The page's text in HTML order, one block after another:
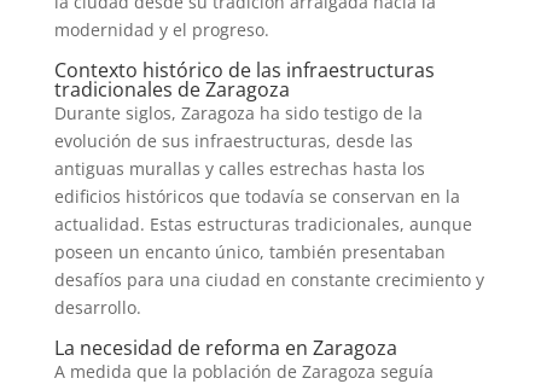
modernidad y el progreso.
Contexto histórico de las infraestructuras
tradicionales de Zaragoza
Durante siglos, Zaragoza ha sido testigo de la
evolución de sus infraestructuras, desde las
antiguas murallas y calles estrechas hasta los
edificios históricos que todavía se conservan en la
actualidad. Estas estructuras tradicionales, aunque
poseen un encanto único, también presentaban
desafíos para una ciudad en constante crecimiento y
desarrollo.
La necesidad de reforma en Zaragoza
A medida que la población de Zaragoza seguía